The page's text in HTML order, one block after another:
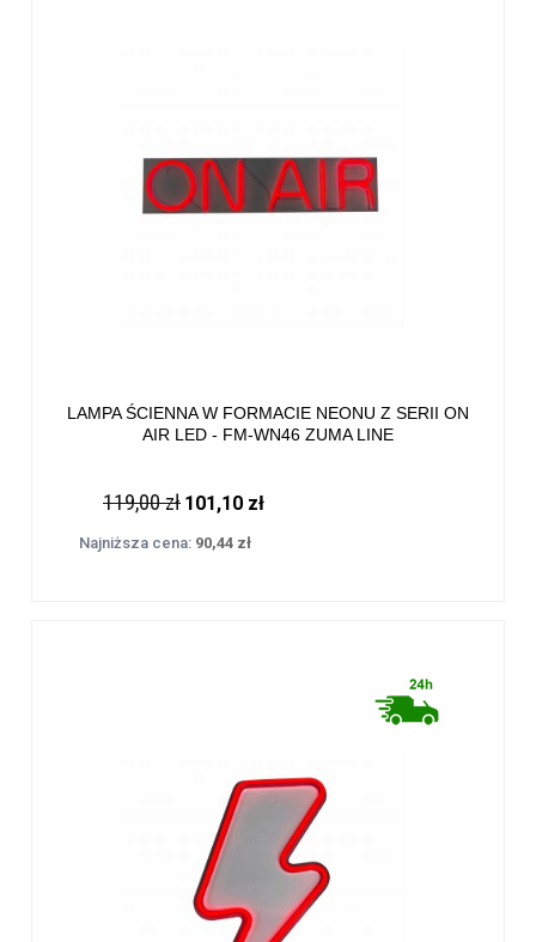
LAMPA ŚCIENNA W FORMACIE NEONU Z SERII ON
AIR LED - FM-WN46 ZUMA LINE
119,00 zł 101,10 zł
Najniższa cena: 90,44 zł